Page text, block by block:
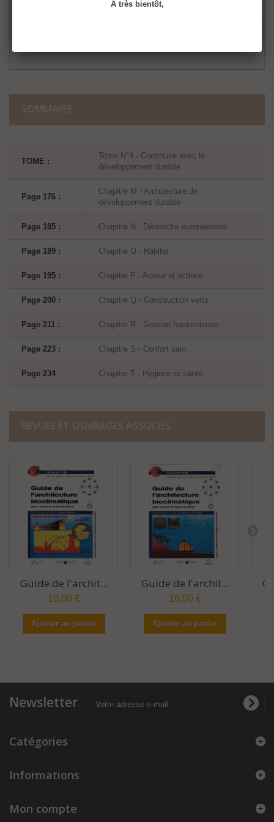
SOMMAIRE
TOME :
Tome N°4 - Construire avec le
développement durable
Page 176 :
Chapitre M - Architecture de
développement durable
Page 185 : Chapitre N - Démarche européennes
Page 189 : Chapitre O - Habiter
Page 195 : Chapitre P - Acteur et actions
Page 200 : Chapitre Q - Construction verts
Page 211 : Chapitre R - Gestion harmonieuse
Page 223 : Chapitre S - Confort sain
Page 234 Chapitre T - Hygiène et santé
REVUES ET OUVRAGES ASSOCIÉS
Guide de l'archit...
16,00 €
Ajouter au panier
Guide de l'archit...
16,00 €
Ajouter au panier
Newsletter
Catégories
Informations
Mon compte
À très bientôt,